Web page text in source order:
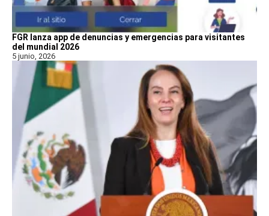
FGR lanza app de denuncias y emergencias para visitantes
del mundial 2026
5 junio, 2026